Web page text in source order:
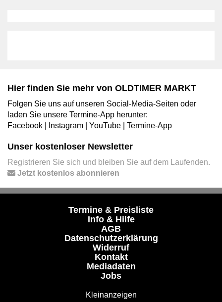
Hier finden Sie mehr von OLDTIMER MARKT
Folgen Sie uns auf unseren Social-Media-Seiten oder
laden Sie unsere Termine-App herunter:
Facebook
Instagram YouTube Termine-App
Unser kostenloser Newsletter
Registrieren Sie sich und bleiben Sie auf dem Laufenden.
Jetzt kostenlos abonnieren
Termine & Preisliste
Info & Hilfe
AGB
Datenschutzerklärung
Widerruf
Kontakt
Mediadaten
Jobs
Kleinanzeigen